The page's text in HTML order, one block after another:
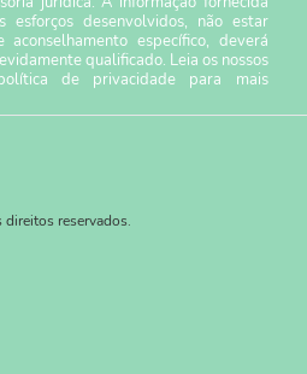
desenvolvidos, não estar
específico, deverá
qualificado. Leia os nossos
de privacidade para mais
reservados.